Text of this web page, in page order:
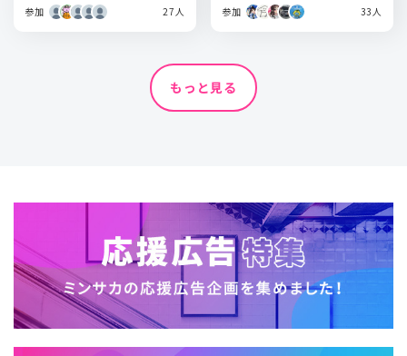
参加 27人 参加 33人
もっと見る